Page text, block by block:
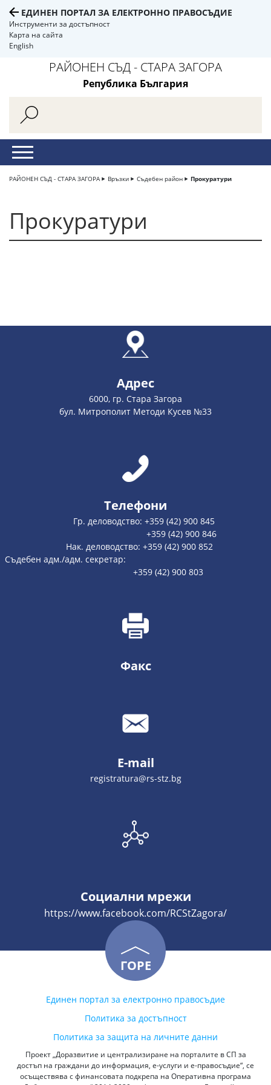
ЕДИНЕН ПОРТАЛ ЗА ЕЛЕКТРОННО ПРАВОСЪДИЕ
Инструменти за достъпност
Карта на сайта
English
РАЙОНЕН СЪД - СТАРА ЗАГОРА
Република България
РАЙОНЕН СЪД - СТАРА ЗАГОРА Връзки Съдебен район Прокуратури
Прокуратури
Адрес
6000, гр. Стара Загора
бул. Митрополит Методи Кусев №33
Телефони
Гр. деловодство: +359 (42) 900 845
+359 (42) 900 846
Нак. деловодство: +359 (42) 900 852
Съдебен адм./адм. секретар:
+359 (42) 900 803
Факс
E-mail
registratura@rs-stz.bg
Социални мрежи
https://www.facebook.com/RCStZagora/
ГОРЕ
Единен портал за електронно правосъдие
Политика за достъпност
Политика за защита на личните данни
Проект „Доразвитие и централизиране на порталите в СП за
достъп на граждани до информация, е-услуги и е-правосъдие“, се
осъществява с финансовата подкрепа на Оперативна програма